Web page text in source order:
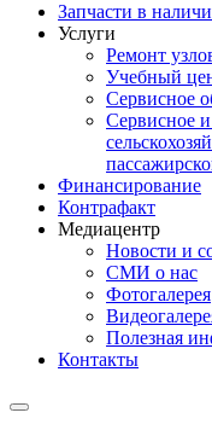
Запчасти в
Услуги
Ремонт
Учебный
Сервисное
Сервисное
Финансирование
Контрафакт
Медиацентр
Новости и
СМИ о нас
Фотогалерея
Полезная
Контакты